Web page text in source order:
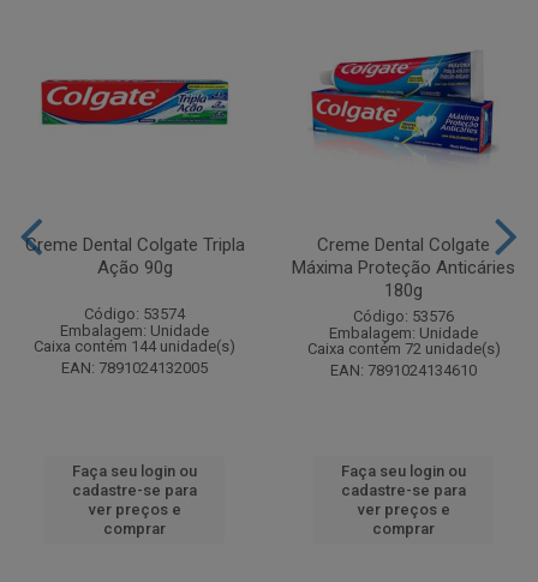
Creme Dental Colgate Tripla
Ação 90g
Código: 53574
Embalagem: Unidade
Caixa contém 144 unidade(s)
EAN: 7891024132005
Faça seu login ou
cadastre-se para
ver preços e
comprar
Creme Dental Colgate
Máxima Proteção Anticáries
180g
Código: 53576
Embalagem: Unidade
Caixa contém 72 unidade(s)
EAN: 7891024134610
Faça seu login ou
cadastre-se para
ver preços e
comprar